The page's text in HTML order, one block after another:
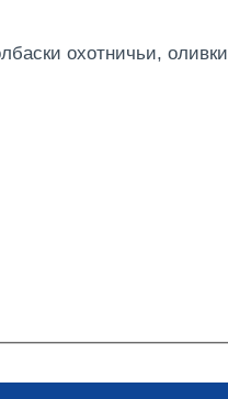
охотничьи, оливки